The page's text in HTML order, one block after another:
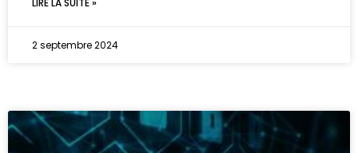
LIRE LA SUITE »
2 septembre 2024